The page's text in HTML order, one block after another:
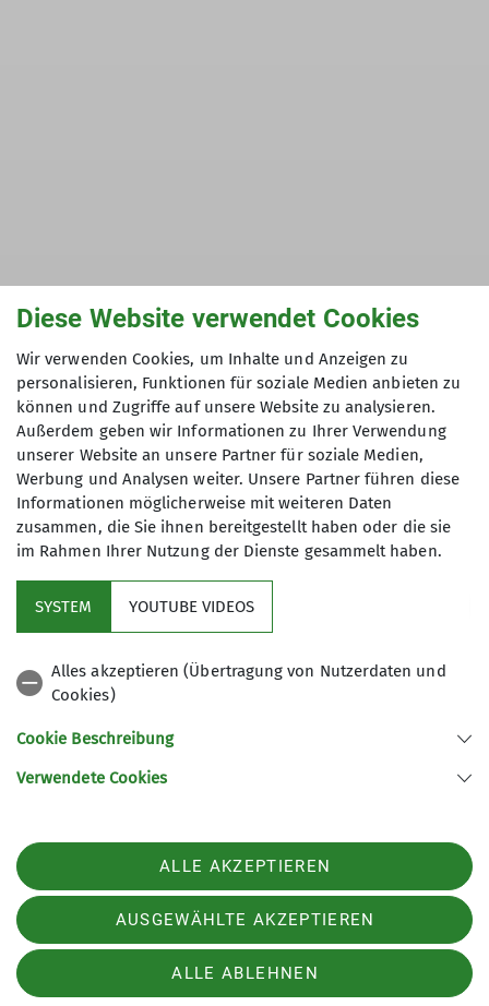
© OpenStreetMap Contributors |
Sektion Paderborn des Deutschen Alpenvereins e.V.
Im Dörener Feld 2 c
33100 Paderborn
Telefon +49525157665
Datenschutz-Einstellungen
Datenschutz
Kontakt
Diese Website verwendet Cookies
Wir verwenden Cookies, um Inhalte und Anzeigen zu
personalisieren, Funktionen für soziale Medien anbieten zu
können und Zugriffe auf unsere Website zu analysieren.
Außerdem geben wir Informationen zu Ihrer Verwendung
unserer Website an unsere Partner für soziale Medien,
Werbung und Analysen weiter. Unsere Partner führen diese
Informationen möglicherweise mit weiteren Daten
zusammen, die Sie ihnen bereitgestellt haben oder die sie
im Rahmen Ihrer Nutzung der Dienste gesammelt haben.
SYSTEM YOUTUBE VIDEOS
Alles akzeptieren (Übertragung von Nutzerdaten und
Cookies)
Cookie Beschreibung
Verwendete Cookies
ALLE AKZEPTIEREN
AUSGEWÄHLTE AKZEPTIEREN
ALLE ABLEHNEN